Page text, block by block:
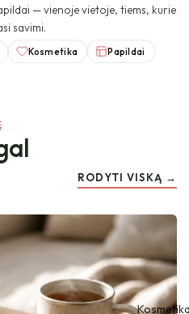
— vienoje vietoje, tiems, kurie
savimi.
Kosmetika Papildai
RODYTI VISKĄ →